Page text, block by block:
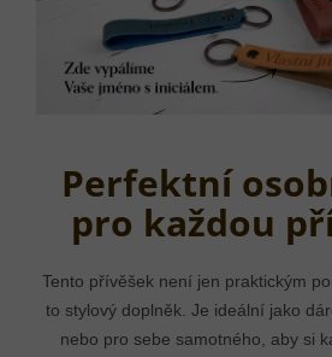
Perfektní
pro každou
Tento přívěšek není jen praktickým
to stylový doplněk. Je ideální jako
nebo pro sebe samotného, aby si